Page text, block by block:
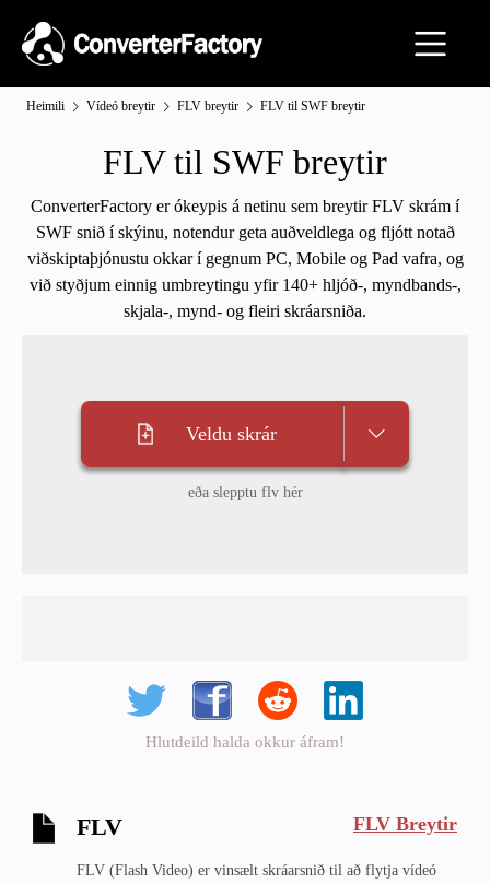
Heimili Vídeó breytir FLV breytir FLV til SWF breytir
FLV til SWF breytir
ConverterFactory er ókeypis á netinu sem breytir FLV skrám í
SWF snið í skýinu, notendur geta auðveldlega og fljótt notað
viðskiptaþjónustu okkar í gegnum PC, Mobile og Pad vafra, og
við styðjum einnig umbreytingu yfir 140+ hljóð-, myndbands-,
skjala-, mynd- og fleiri skráarsniða.
Veldu skrár
eða slepptu flv hér
Hlutdeild halda okkur áfram!
FLV FLV Breytir
FLV (Flash Video) er vinsælt skráarsnið til að flytja vídeó